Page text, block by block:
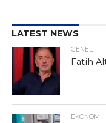
LATEST NEWS
GENEL
Fatih
EKONOMI